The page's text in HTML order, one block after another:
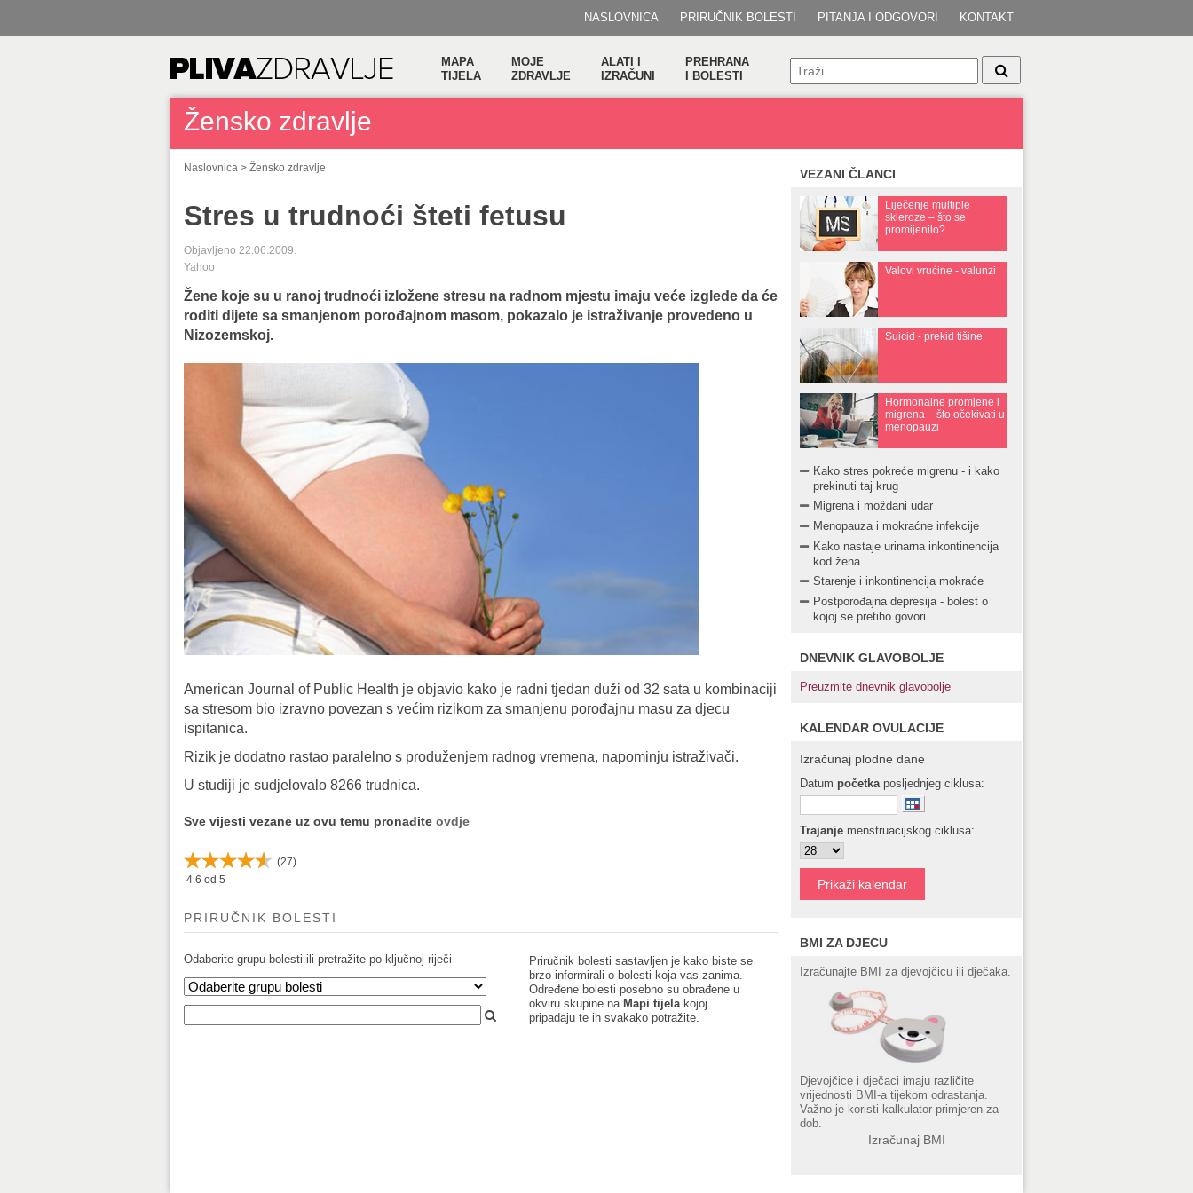
NASLOVNICA PRIRUČNIK BOLESTI PITANJA I ODGOVORI KONTAKT
MAPA
TIJELA
MOJE
ZDRAVLJE
ALATI I
IZRAČUNI
PREHRANA
I BOLESTI
Žensko zdravlje
Naslovnica > Žensko zdravlje
Stres u trudnoći šteti fetusu
Objavljeno 22.06.2009.
Yahoo
Žene koje su u ranoj trudnoći izložene stresu na radnom mjestu imaju veće izglede da će
roditi dijete sa smanjenom porođajnom masom, pokazalo je istraživanje provedeno u
Nizozemskoj.
American Journal of Public Health je objavio kako je radni tjedan duži od 32 sata u kombinaciji
sa stresom bio izravno povezan s većim rizikom za smanjenu porođajnu masu za djecu
ispitanica.
Rizik je dodatno rastao paralelno s produženjem radnog vremena, napominju istraživači.
U studiji je sudjelovalo 8266 trudnica.
Sve vijesti vezane uz ovu temu pronađite ovdje
(27)
4.6 od 5
PRIRUČNIK BOLESTI
Odaberite grupu bolesti ili pretražite po ključnoj riječi
Priručnik bolesti sastavljen je kako biste se
brzo informirali o bolesti koja vas zanima.
Određene bolesti posebno su obrađene u
okviru skupine na Mapi tijelakojoj
pripadaju te ih svakako potražite.
VEZANI ČLANCI
Liječenje multiple
skleroze – što se
promijenilo?
Valovi vrućine - valunzi
Suicid - prekid tišine
Hormonalne promjene i
migrena – što očekivati u
menopauzi
Kako stres pokreće migrenu - i kako
prekinuti taj krug
Migrena i moždani udar
Menopauza i mokraćne infekcije
Kako nastaje urinarna inkontinencija
kod žena
Starenje i inkontinencija mokraće
Postporođajna depresija - bolest o
kojoj se pretiho govori
DNEVNIK GLAVOBOLJE
Preuzmite dnevnik glavobolje
KALENDAR OVULACIJE
Izračunaj plodne dane
Datum početkaposljednjeg ciklusa:
Trajanje menstruacijskog ciklusa:
BMI ZA DJECU
Izračunajte BMI za djevojčicu ili dječaka.
Djevojčice i dječaci imaju različite
vrijednosti BMI-a tijekom odrastanja.
Važno je koristi kalkulator primjeren za
dob.
Izračunaj BMI